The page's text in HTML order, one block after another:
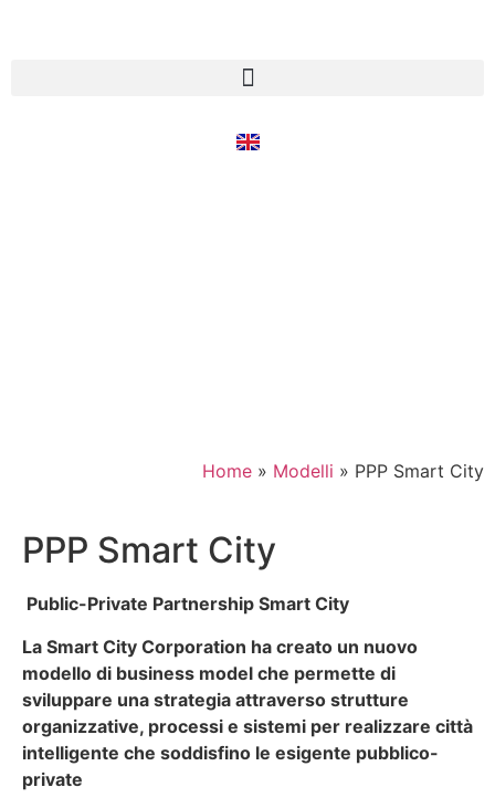
Home » Modelli » PPP Smart City
PPP Smart City
Public-Private Partnership Smart City
La Smart City Corporation ha creato un nuovo
modello di business model che permette di
sviluppare una strategia attraverso strutture
organizzative, processi e sistemi per realizzare città
intelligente che soddisfino le esigente pubblico-
private